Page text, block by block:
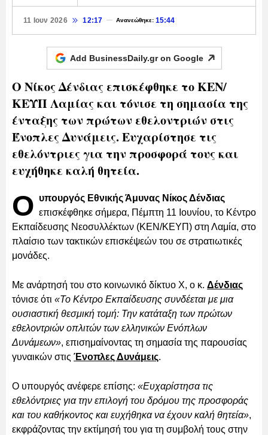
11 Ιουν 2026 12:17 Ανανεώθηκε:15:44
Add BusinessDaily.gr on Google
Ο Νίκος Δένδιας επισκέφθηκε το ΚΕΝ/
ΚΕΥΠ Λαμίας και τόνισε τη σημασία της
ένταξης των πρώτων εθελοντριών στις
Ένοπλες Δυνάμεις. Ευχαρίστησε τις
εθελόντριες για την προσφορά τους και
ευχήθηκε καλή θητεία.
Ο υπουργός Εθνικής Άμυνας Νίκος Δένδιας
επισκέφθηκε σήμερα, Πέμπτη 11 Ιουνίου, το Κέντρο
Εκπαίδευσης Νεοσυλλέκτων (ΚΕΝ/ΚΕΥΠ) στη Λαμία, στο
πλαίσιο των τακτικών επισκέψεών του σε στρατιωτικές
μονάδες.
Με ανάρτησή του στο κοινωνικό δίκτυο Χ, ο κ. Δένδιας
τόνισε ότι «Το Κέντρο Εκπαίδευσης συνδέεται με μια
ουσιαστική θεσμική τομή: Την κατάταξη των πρώτων
εθελοντριών οπλιτών των ελληνικών Ενόπλων
Δυνάμεων», επισημαίνοντας τη σημασία της παρουσίας
γυναικών στις Ένοπλες Δυνάμεις.
Ο υπουργός ανέφερε επίσης: «Ευχαρίστησα τις
εθελόντριες για την επιλογή του δρόμου της προσφοράς
και του καθήκοντος και ευχήθηκα να έχουν καλή θητεία»,
εκφράζοντας την εκτίμησή του για τη συμβολή τους στην